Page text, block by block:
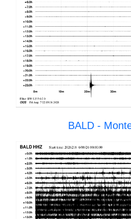
BALD -